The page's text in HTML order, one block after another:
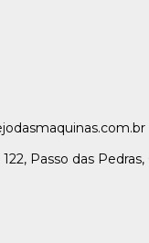
Passo das Pedras,